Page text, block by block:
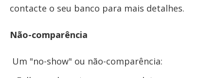
contacte o seu banco para mais detalhes.
Não-comparência
Um "no-show" ou não-comparência: